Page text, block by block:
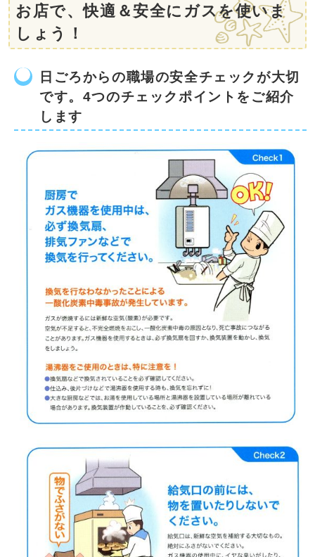
お店で、快適＆安全にガスを使いま
しょう！
日ごろからの職場の安全チェックが大切
です。4つのチェックポイントをご紹介
します